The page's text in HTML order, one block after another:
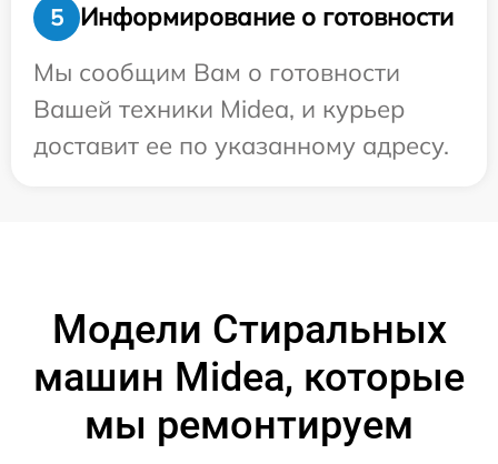
5
Информирование о готовности
Мы сообщим Вам о готовности
Вашей техники Midea, и курьер
доставит ее по указанному адресу.
Модели Стиральных
машин Midea, которые
мы ремонтируем